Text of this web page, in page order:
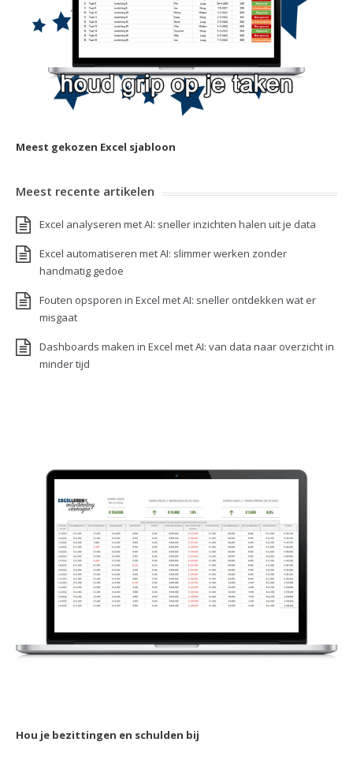
Meest gekozen Excel sjabloon
Meest recente artikelen
Excel analyseren met AI: sneller inzichten halen uit je data
Excel automatiseren met AI: slimmer werken zonder
handmatig gedoe
Fouten opsporen in Excel met AI: sneller ontdekken wat er
misgaat
Dashboards maken in Excel met AI: van data naar overzicht in
minder tijd
Hou je bezittingen en schulden bij